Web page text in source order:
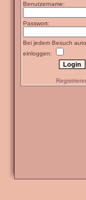
Benutzername:
Passwort:
Bei jedem Besuch
einloggen: